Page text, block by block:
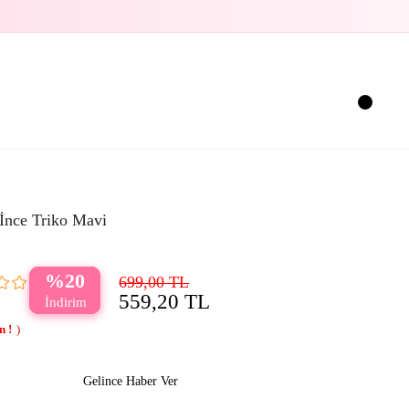
Triko Mavi
20 699,00 TL
559,20 TL
Gelince Haber Ver